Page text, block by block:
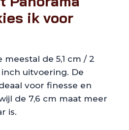
ik voor
meestal de 5,1 cm / 2
uitvoering. De
voor finesse en
de 7,6 cm maat meer
is.